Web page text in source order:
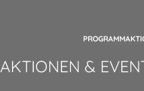
PROGRAMM
AKTIONEN &